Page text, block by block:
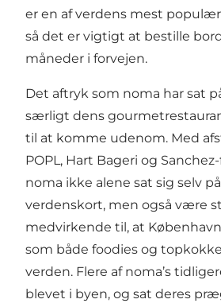
er en af verdens mest
så det er vigtigt at bestille
måneder i forvejen.
Det aftryk som noma har sat
særligt dens
til at komme udenom. Med
POPL, Hart Bageri og Sanchez
noma ikke alene sat sig selv
verdenskort, men også være
medvirkende til, at
som både foodies og
verden. Flere af noma’s
blevet i byen, og sat deres